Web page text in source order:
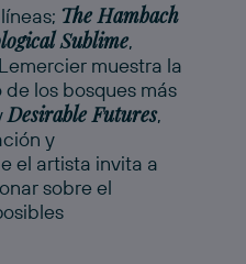
The Hambach
Sublime,
muestra la
los bosques más
Desirable Futures,
y
el artista invita a
sobre el